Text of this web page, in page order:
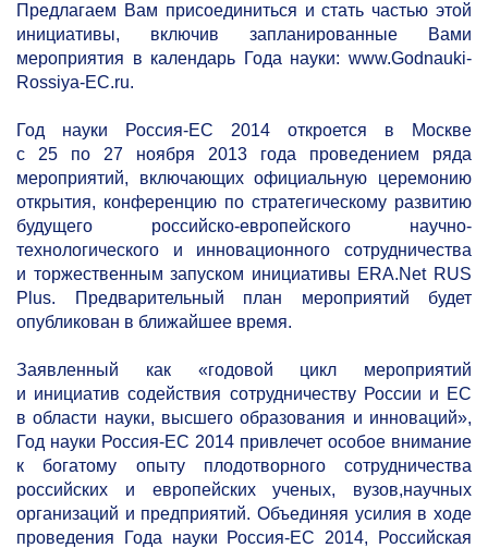
Предлагаем Вам присоединиться и стать частью этой
инициативы, включив запланированные Вами
мероприятия в календарь Года науки: www.Godnauki‐
Rossiya‐EC.ru.
Год науки Россия‐ЕС 2014 откроется в Москве
с 25 по 27 ноября 2013 года проведением ряда
мероприятий, включающих официальную церемонию
открытия, конференцию по стратегическому развитию
будущего российско‐европейского научно‐
технологического и инновационного сотрудничества
и торжественным запуском инициативы ERA.Net RUS
Plus. Предварительный план мероприятий будет
опубликован в ближайшее время.
Заявленный как «годовой цикл мероприятий
и инициатив содействия сотрудничеству России и ЕС
в области науки, высшего образования и инноваций»,
Год науки Россия‐ЕС 2014 привлечет особое внимание
к богатому опыту плодотворного сотрудничества
российских и европейских ученых, вузов,научных
организаций и предприятий. Объединяя усилия в ходе
проведения Года науки Россия‐ЕС 2014, Российская